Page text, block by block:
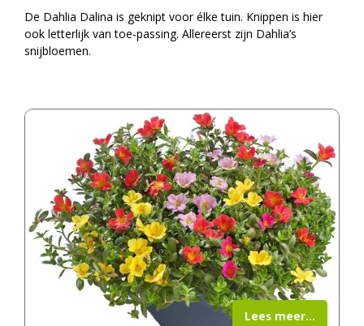
De Dahlia Dalina is geknipt voor élke tuin. Knippen is hier
ook letterlijk van toe-passing. Allereerst zijn Dahlia’s
snijbloemen.
Lees meer...